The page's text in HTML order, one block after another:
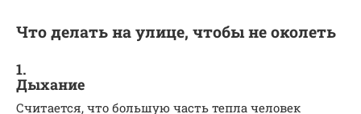
Что делать на улице, чтобы не околеть
1.
Дыхание
Считается, что большую часть тепла человек